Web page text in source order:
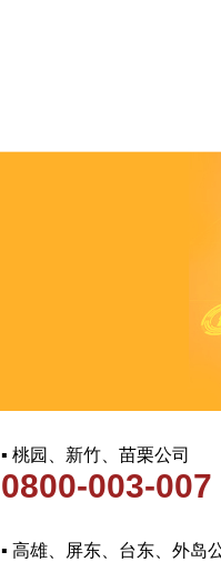
▪ 桃园、新竹、苗栗公司
0800-003-007
▪ 高雄、屏东、台东、外岛